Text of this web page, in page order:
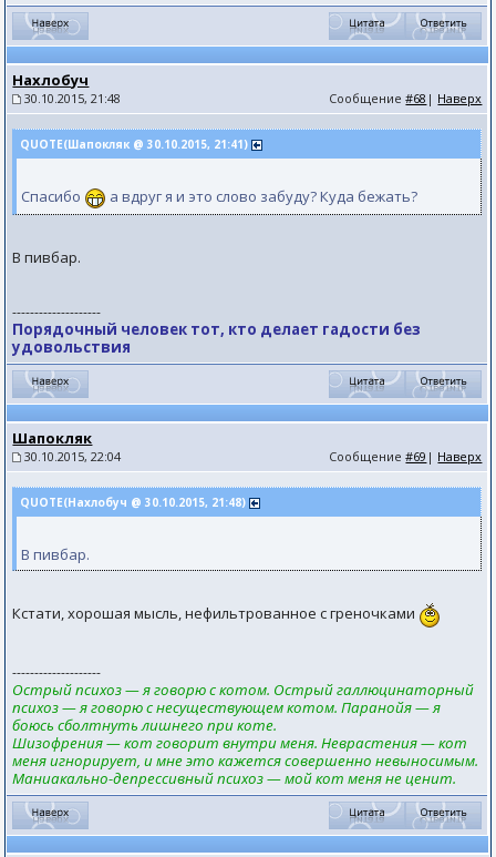
Нахлобуч
30.10.2015, 21:48 Сообщение#68 | Наверх
QUOTE(Шапокляк @ 30.10.2015, 21:41)
Спасибо а вдруг я и это слово забуду? Куда бежать?
В пивбар.
--------------------
Порядочный человек тот, кто делает гадости без
удовольствия
Шапокляк
30.10.2015, 22:04 Сообщение#69 | Наверх
QUOTE(Нахлобуч @ 30.10.2015, 21:48)
В пивбар.
Кстати, хорошая мысль, нефильтрованное с греночками
--------------------
Острый психоз — я говорю с котом. Острый галлюцинаторный
психоз — я говорю с несуществующем котом. Паранойя — я
боюсь сболтнуть лишнего при коте.
Шизофрения — кот говорит внутри меня. Неврастения — кот
меня игнорирует, и мне это кажется совершенно невыносимым.
Маниакально-депрессивный психоз — мой кот меня не ценит.